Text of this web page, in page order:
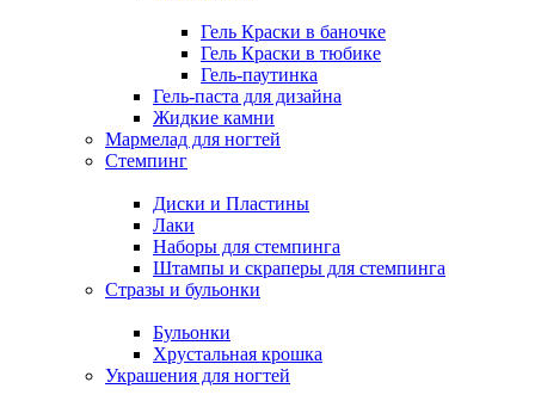
Гель Краски в баночке
Гель Краски в тюбике
Гель-паутинка
Гель-паста для дизайна
Жидкие камни
Мармелад для ногтей
Стемпинг
Диски и Пластины
Лаки
Наборы для стемпинга
Штампы и скраперы для стемпинга
Стразы и бульонки
Бульонки
Хрустальная крошка
Украшения для ногтей